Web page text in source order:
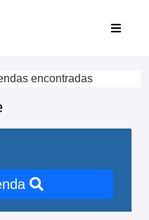
encontradas